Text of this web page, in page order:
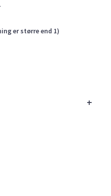
er større end 1)
+